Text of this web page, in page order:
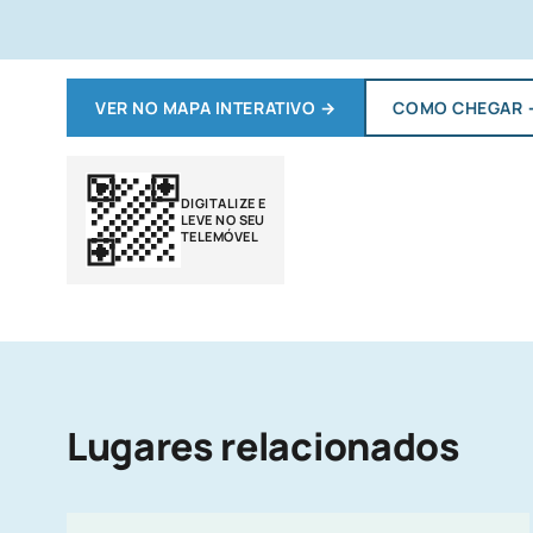
VER NO MAPA INTERATIVO → COMO CHEGAR
DIGITALIZE E
LEVE NO SEU
TELEMÓVEL
Lugares relacionados